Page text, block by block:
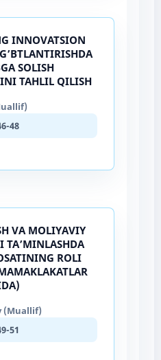
INNOVATSION
SOLISH
TAHLIL QILISH
48
VA MOLIYAVIY
TA’MINLASHDA
ROLI
(Muallif)
51